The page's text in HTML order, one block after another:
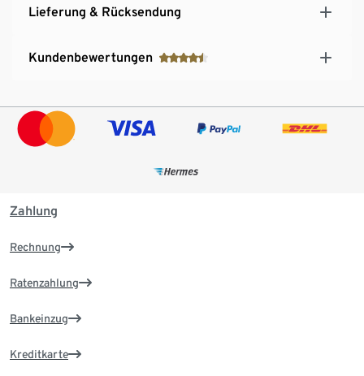
Lieferung & Rücksendung
Kundenbewertungen
Zahlung
Rechnung
Ratenzahlung
Bankeinzug
Kreditkarte